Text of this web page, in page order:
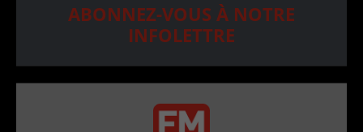
ABONNEZ-VOUS À NOTRE
INFOLETTRE